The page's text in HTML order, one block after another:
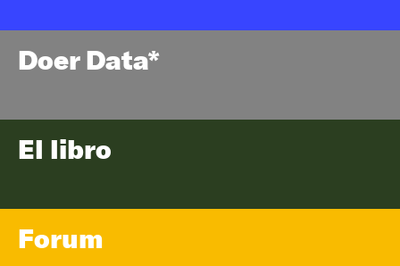
Doer Data*
El libro
Forum